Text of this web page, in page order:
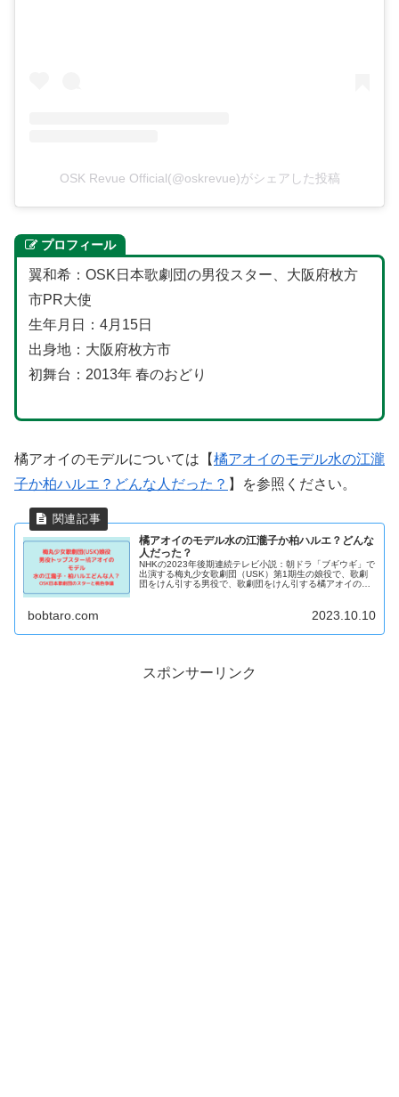
OSK Revue Official(@oskrevue)がシェアした投稿
プロフィール
翼和希：OSK日本歌劇団の男役スター、大阪府枚方
市PR大使
生年月日：4月15日
出身地：大阪府枚方市
初舞台：2013年 春のおどり
橘アオイのモデルについては【橘アオイのモデル水の江瀧
子か柏ハルエ？どんな人だった？ 】を参照ください。
橘アオイのモデル水の江瀧子か柏ハルエ？どんな
人だった？
NHKの2023年後期連続テレビ小説：朝ドラ「ブギウギ」で
出演する梅丸少女歌劇団（USK）第1期生の娘役で、歌劇
団をけん引する男役で、歌劇団をけん引する橘アオイのモ
bobtaro.com 2023.10.10
スポンサーリンク